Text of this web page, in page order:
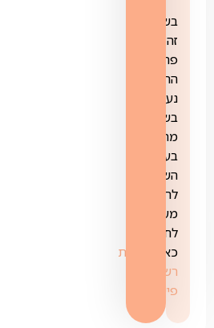
בשלב
זה,
פריסת
הרשת
נעשתה
בשכונות
מרכזיות
בערים
השונות.
לרשימה
מעודכנת
לחצו
כאן:
פריסת
רשת
פייבר